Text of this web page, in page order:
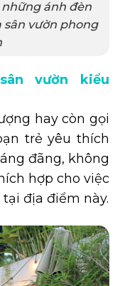
ánh đèn
sân vườn phong
vườn kiểu
hay còn gọi
trẻ yêu thích
đãng, không
hợp cho việc
địa điểm này.